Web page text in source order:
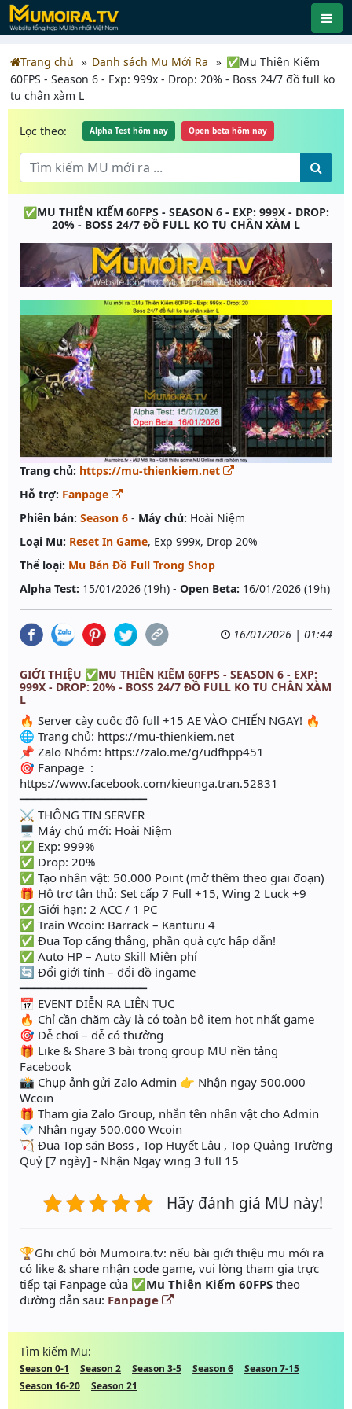
Trang chủ Danh sách Mu Mới Ra
✅Mu Thiên Kiếm
60FPS - Season 6 - Exp: 999x - Drop: 20% - Boss 24/7 đồ full ko
tu chân xàm L
Lọc theo: Alpha Test hôm nay Open beta hôm nay
✅MU THIÊN KIẾM 60FPS - SEASON 6 - EXP: 999X - DROP:
20% - BOSS 24/7 ĐỒ FULL KO TU CHÂN XÀM L
Trang chủ: https://mu-thienkiem.net
Hỗ trợ: Fanpage
Phiên bản: Season 6 - Máy chủ: Hoài Niệm
Loại Mu: Reset In Game, Exp 999x, Drop 20%
Thể loại: Mu Bán Đồ Full Trong Shop
Alpha Test: 15/01/2026 (19h) - Open Beta: 16/01/2026 (19h)
16/01/2026 | 01:44
GIỚI THIỆU ✅MU THIÊN KIẾM 60FPS - SEASON 6 - EXP:
999X - DROP: 20% - BOSS 24/7 ĐỒ FULL KO TU CHÂN XÀM
L
🔥 Server cày cuốc đồ full +15 AE VÀO CHIẾN NGAY! 🔥
🌐 Trang chủ: https://mu-thienkiem.net
📌 Zalo Nhóm: https://zalo.me/g/udfhpp451
🎯 Fanpage :
https://www.facebook.com/kieunga.tran.52831
━━━━━━━━━━━━━━━━━━
⚔️ THÔNG TIN SERVER
🖥 Máy chủ mới: Hoài Niệm
✅ Exp: 999%
✅ Drop: 20%
✅ Tạo nhân vật: 50.000 Point (mở thêm theo giai đoạn)
🎁 Hỗ trợ tân thủ: Set cấp 7 Full +15, Wing 2 Luck +9
✅ Giới hạn: 2 ACC / 1 PC
✅ Train Wcoin: Barrack – Kanturu 4
✅ Đua Top căng thẳng, phần quà cực hấp dẫn!
✅ Auto HP – Auto Skill Miễn phí
🔄 Đổi giới tính – đổi đồ ingame
━━━━━━━━━━━━━━━━━━
📅 EVENT DIỄN RA LIÊN TỤC
🔥 Chỉ cần chăm cày là có toàn bộ item hot nhất game
🎯 Dễ chơi – dễ có thưởng
🎁 Like & Share 3 bài trong group MU nền tảng
Facebook
📸 Chụp ảnh gửi Zalo Admin 👉 Nhận ngay 500.000
Wcoin
🎁 Tham gia Zalo Group, nhắn tên nhân vật cho Admin
💎 Nhận ngay 500.000 Wcoin
🏹 Đua Top săn Boss , Top Huyết Lâu , Top Quảng Trường
Quỷ [7 ngày] - Nhận Ngay wing 3 full 15
Hãy đánh giá MU này!
️🏆Ghi chú bởi Mumoira.tv: nếu bài giới thiệu mu mới ra
có like & share nhận code game, vui lòng tham gia trực
tiếp tại Fanpage của ✅Mu Thiên Kiếm 60FPS theo
đường dẫn sau: Fanpage
Tìm kiếm Mu:
Season 0-1 Season 2 Season 3-5 Season 6
Season 7-15
Season 16-20
Season 21